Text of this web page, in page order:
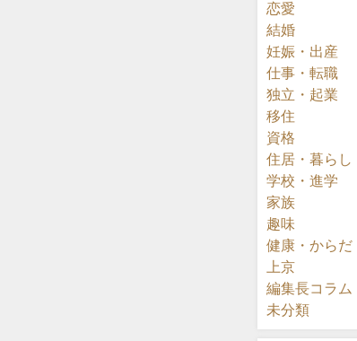
恋愛
結婚
妊娠・出産
仕事・転職
独立・起業
移住
資格
住居・暮らし
学校・進学
家族
趣味
健康・からだ
上京
編集長コラム
未分類